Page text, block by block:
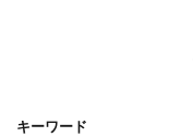
キーワード